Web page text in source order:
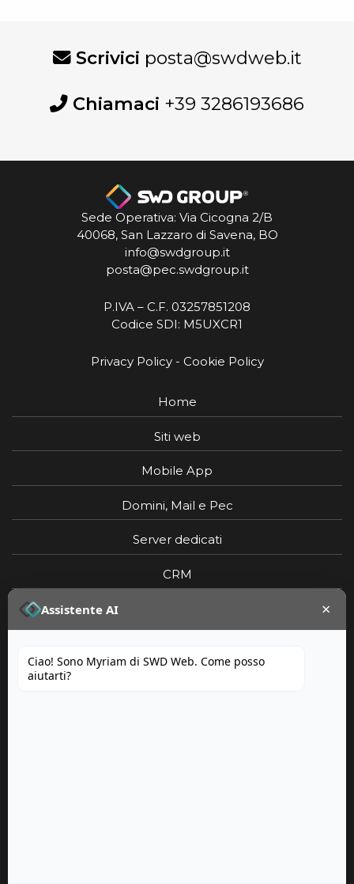
questoScrivici posta@swdweb.it
Chiamaci +39 3286193686
Sede Operativa: Via Cicogna 2/B
40068, San Lazzaro di Savena, BO
info@swdgroup.it
posta@pec.swdgroup.it
P.IVA – C.F. 03257851208
Codice SDI: M5UXCR1
Privacy Policy- Cookie Policy
Home
Siti web
Mobile App
Domini, Mail e Pec
Server dedicati
CRM
Assistente AI ×
Ciao! Sono Myriam di SWD Web. Come posso
aiutarti?